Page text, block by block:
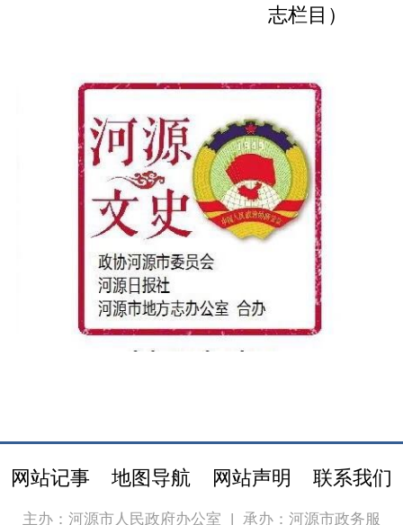
志栏目）
网站记事 地图导航 网站声明 联系我们
主办：河源市人民政府办公室 | 承办：河源市政务服